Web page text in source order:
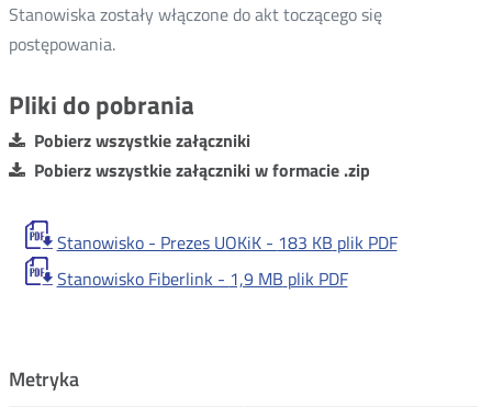
Stanowiska zostały włączone do akt toczącego się
postępowania.
Pliki do pobrania
Pobierz wszystkie załączniki
Pobierz wszystkie załączniki w formacie .zip
Stanowisko - Prezes UOKiK - 183 KB plik PDF
Stanowisko Fiberlink - 1,9 MB plik PDF
Metryka